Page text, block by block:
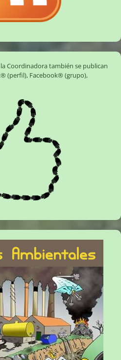
Coordinadora también se publican
(perfil), Facebook® (grupo),